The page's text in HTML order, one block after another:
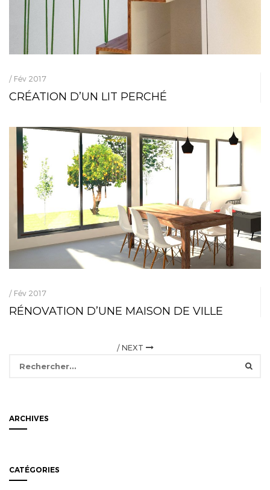
/ Fév 2017
CRÉATION D’UN LIT PERCHÉ
/ Fév 2017
RÉNOVATION D’UNE MAISON DE VILLE
/ NEXT
ARCHIVES
CATÉGORIES